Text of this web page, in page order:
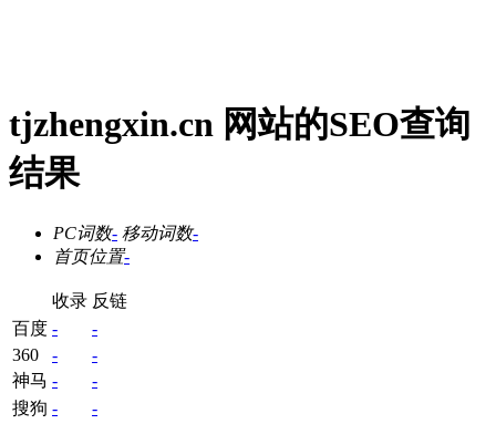
tjzhengxin.cn 网站的SEO查询
结果
PC词数- 移动词数-
首页位置-
收录 反链
百度 -
-
360
-
-
神马 -
-
搜狗 -
-